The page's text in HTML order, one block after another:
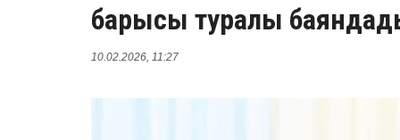
барысы туралы
10.02.2026, 11:27